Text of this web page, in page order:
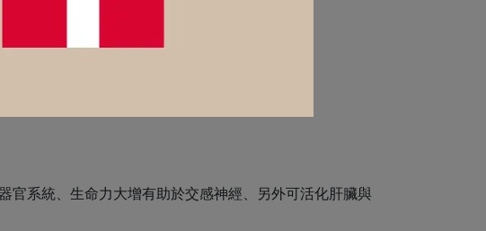
恢復力、治療疾病虛弱。
官系統、生命力大增有助於交感神經、另外可活化肝臟與